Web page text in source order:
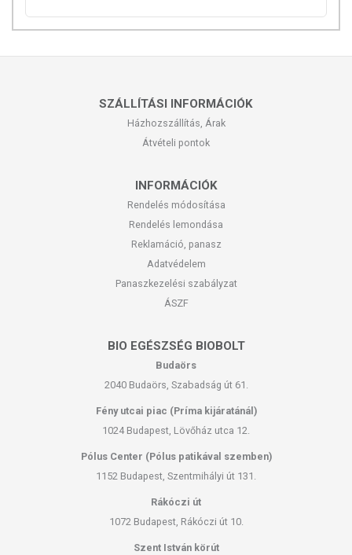
SZÁLLÍTÁSI INFORMÁCIÓK
Házhozszállítás, Árak
Átvételi pontok
INFORMÁCIÓK
Rendelés módosítása
Rendelés lemondása
Reklamáció, panasz
Adatvédelem
Panaszkezelési szabályzat
ÁSZF
BIO EGÉSZSÉG BIOBOLT
Budaörs
2040 Budaörs, Szabadság út 61.
Fény utcai piac (Príma kijáratánál)
1024 Budapest, Lövőház utca 12.
Pólus Center (Pólus patikával szemben)
1152 Budapest, Szentmihályi út 131.
Rákóczi út
1072 Budapest, Rákóczi út 10.
Szent István körút